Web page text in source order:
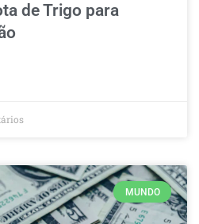
de Trigo para
MUNDO